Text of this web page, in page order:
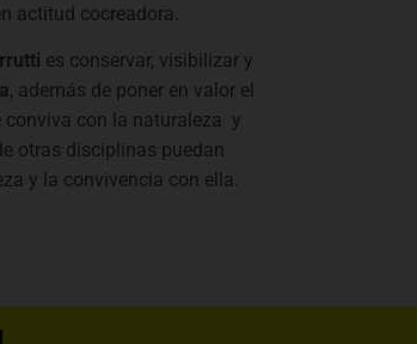
actitud cocreadora.
es conservar, visibilizar y
, además de poner en valor el
conviva con la naturaleza y
otras disciplinas puedan
y la convivencia con ella.